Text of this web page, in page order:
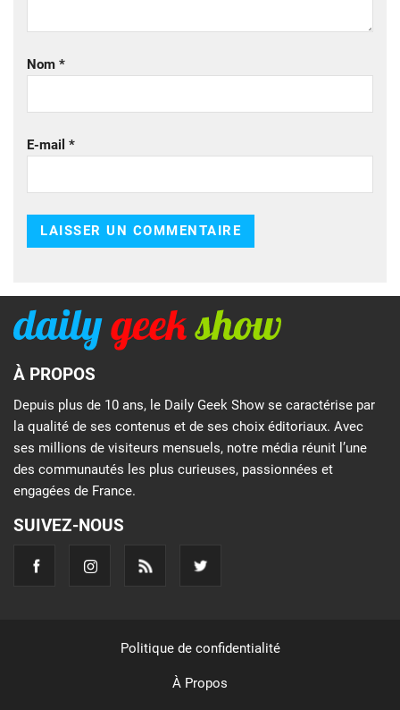
Nom *
E-mail *
À PROPOS
Depuis plus de 10 ans, le Daily Geek Show se caractérise par
la qualité de ses contenus et de ses choix éditoriaux. Avec
ses millions de visiteurs mensuels, notre média réunit l’une
des communautés les plus curieuses, passionnées et
engagées de France.
SUIVEZ-NOUS
Politique de confidentialité
À Propos